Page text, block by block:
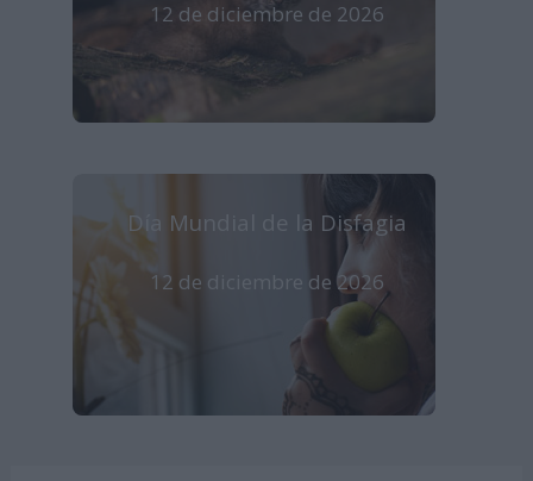
12 de diciembre de 2026
Día Mundial de la Disfagia
12 de diciembre de 2026